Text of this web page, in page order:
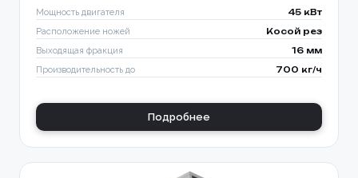
Мощность двигателя 45 кВт
Расположение ножей Косой рез
Выходящая фракция 16 мм
Производительность до 700 кг/ч
Подробнее